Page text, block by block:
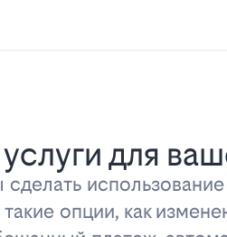
для
сделать
опции, как